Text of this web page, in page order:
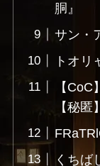
胴』
サン・
トオリ
【
【秘匿】
くちば